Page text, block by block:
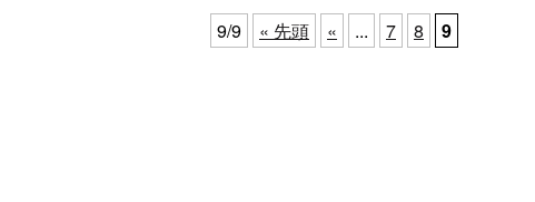
9/9 « 先頭 « ... 7 8 9